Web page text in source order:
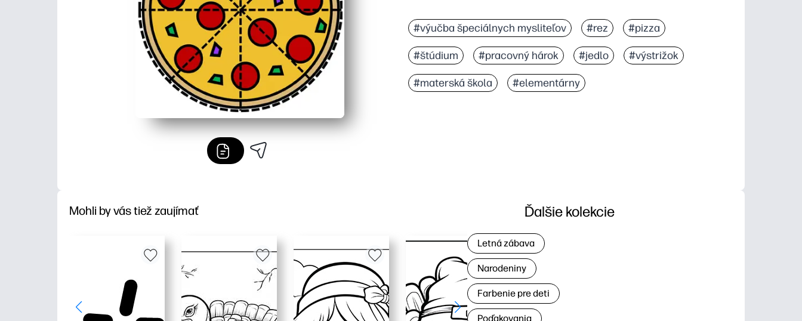
#výučba špeciálnych mysliteľov #rez #pizza
#štúdium #pracovný hárok #jedlo #výstrižok
#materská škola #elementárny
Mohli by vás tiež zaujímať Ďalšie kolekcie
Letná zábava
Narodeniny
Farbenie pre deti
Poďakovania